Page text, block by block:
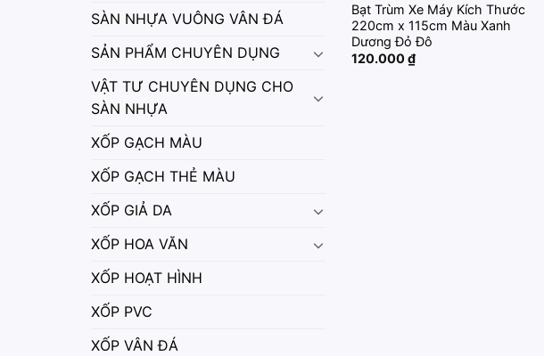
SÀN NHỰA VUÔNG VÂN ĐÁ
SẢN PHẨM CHUYÊN DỤNG
VẬT TƯ CHUYÊN DỤNG CHO
SÀN NHỰA
XỐP GẠCH MÀU
XỐP GẠCH THẺ MÀU
XỐP GIẢ DA
XỐP HOA VĂN
XỐP HOẠT HÌNH
XỐP PVC
XỐP VÂN ĐÁ
Bạt Trùm Xe Máy Kích Thước
220cm x 115cm Màu Xanh
Dương Đỏ Đô
120.000₫